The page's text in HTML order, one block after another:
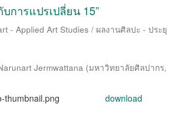
การแปรเปลี่ยน 15”
- Applied Art Studies / ผลงานศิลปะ - ประยุ
Jermwattana (มหาวิทยาลัยศิลปากร,
thumbnail.png download